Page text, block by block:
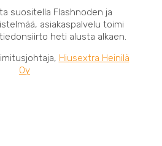
suositella Flashnoden ja
asiakaspalvelu toimi
heti alusta alkaen.
Hiusextra Heinilä
Oy